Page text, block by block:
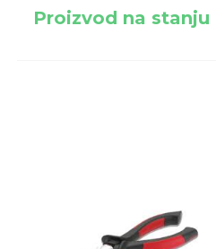
Proizvod na stanju